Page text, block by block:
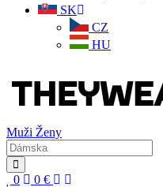
SK
CZ
HU
Muži Ženy
0 0 €